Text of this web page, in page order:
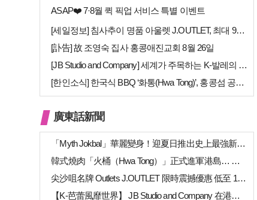
ASAP❤️ 7·8월 퀵 픽업 서비스 특별 이벤트
[세일정보] 침사추이 명품 아울렛 J.OUTLET, 최대 90% 빅 세일…
[訃告] 故 조영숙 집사 홍콩애진교회 8월 26일
[JB Studio and Company] 세계가 주목하는 K-발레의 비…
[한인소식] 한국식 BBQ ‘화통(Hwa Tong)’, 홍콩섬 공략 본격…
廣東話新聞
「Myth Jokbal」華麗變身！迎夏日推出史上最強新菜式陣容
韓式燒肉「火桶（Hwa Tong）」正式進軍港島… 上環、銅鑼灣新店相繼開幕
尖沙咀名牌 Outlets J.OUTLET 限時震撼優惠 低至 1 折（高達 …
【K-芭蕾風靡世界】 JB Studio and Company 在港開幕 引進…